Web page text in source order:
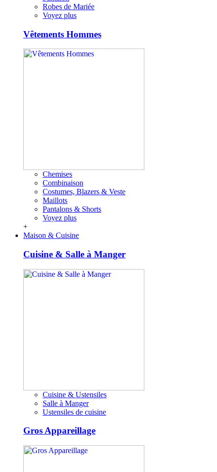
Robes de Mariée
Voyez plus
Vêtements Hommes
Chemises
Combinaison
Costumes, Blazers & Veste
Maillots
Pantalons & Shorts
Voyez plus
+
Maison & Cuisine
Cuisine & Salle à Manger
Cuisine & Ustensiles
Salle à Manger
Ustensiles de cuisine
Gros Appareillage